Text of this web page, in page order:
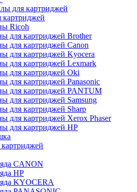
для картриджей
картриджей
Ricoh
для картриджей Brother
для картриджей Canon
для картриджей Kyocera
для картриджей Lexmark
для картриджей Oki
для картриджей Panasonic
для картриджей PANTUM
для картриджей Samsung
для картриджей Sharp
для картриджей Xerox Phaser
для картриджей НР
CANON
HP
KYOCERA